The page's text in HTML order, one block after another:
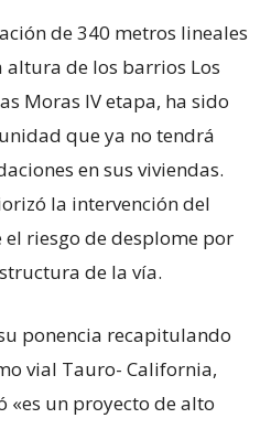
de 340 metros lineales
altura de los barrios Los
Moras IV etapa, ha sido
que ya no tendrá
en sus viviendas.
la intervención del
riesgo de desplome por
de la vía.
ponencia recapitulando
vial Tauro- California,
«es un proyecto de alto